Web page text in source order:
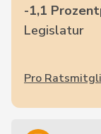
-1,1
Legislatur
Pro